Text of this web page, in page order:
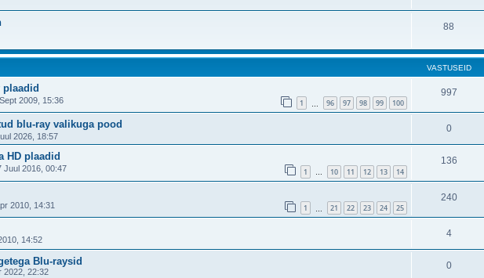
88
VASTUSEID
plaadid
2009, 15:36 1 96 97 98 99 100
997
blu-ray valikuga pood
2026, 18:57
0
HD plaadid
Juul 2016, 00:47 1 … 10 11 12 13 14
136
2010, 14:31 1 21 22 23 24 25
240
14:52
4
Blu-raysid
2022, 22:32
0